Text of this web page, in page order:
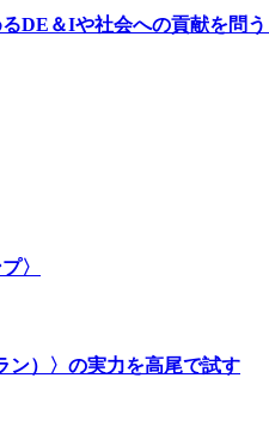
DE＆Iや社会への貢献を問う
〉
）〉の実力を高尾で試す